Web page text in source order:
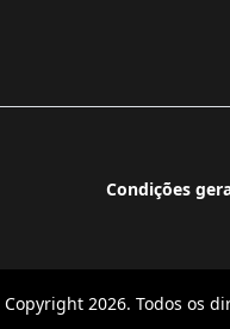
Condições
Copyright 2026. Todos os